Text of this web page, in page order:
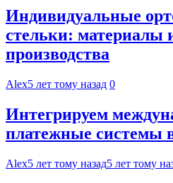
Индивидуальные
стельки: материалы
производства
Alex5 лет тому назад 0
Интегрируем
платежные системы
Alex5 лет тому назад5 лет тому